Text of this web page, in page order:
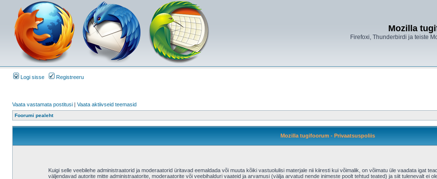
Mozilla
Firefoxi, Thunderbirdi ja teiste
Logi sisse Registreeru
Vaata vastamata postitusi | Vaata aktiivseid teemasid
Foorumi pealeht
Mozilla tugifoorum - Privaatsuspoliis
Kuigi selle veebilehe administraatorid ja moderaatorid üritavad eemaldada või muuta kõiki vastuolulisi materjale nii kiiresti kui võimalik, on võimatu üle vaadata igat
väljendavad autorite mitte administraatorite, moderaatorite või veebihalduri vaateid ja arvamusi (välja arvatud nende inimeste poolt tehtud teated) ja siit tulenevalt ei